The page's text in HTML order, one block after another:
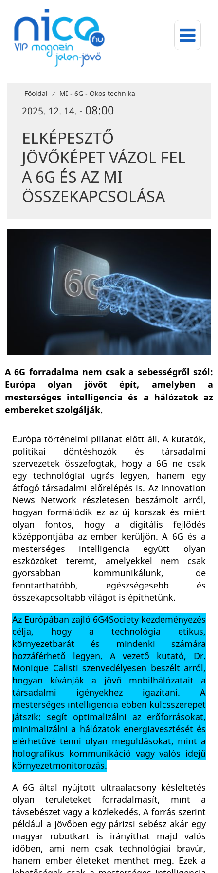
Főoldal / MI - 6G - Okos technika
2025. 12. 14. - 08:00
ELKÉPESZTŐ
JÖVŐKÉPET VÁZOL FEL
A 6G ÉS AZ MI
ÖSSZEKAPCSOLÁSA
A 6G forradalma nem csak a sebességről szól:
Európa olyan jövőt épít, amelyben a
mesterséges intelligencia és a hálózatok az
embereket szolgálják.
Európa történelmi pillanat előtt áll. A kutatók,
politikai döntéshozók és társadalmi
szervezetek összefogtak, hogy a 6G ne csak
egy technológiai ugrás legyen, hanem egy
átfogó társadalmi előrelépés is. Az Innovation
News Network részletesen beszámolt arról,
hogyan formálódik ez az új korszak és miért
olyan fontos, hogy a digitális fejlődés
középpontjába az ember kerüljön. A 6G és a
mesterséges intelligencia együtt olyan
eszközöket teremt, amelyekkel nem csak
gyorsabban kommunikálunk, de
fenntarthatóbb, egészségesebb és
összekapcsoltabb világot is építhetünk.
Az Európában zajló 6G4Society kezdeményezés
célja, hogy a technológia etikus,
környezetbarát és mindenki számára
hozzáférhető legyen. A vezető kutató, Dr.
Monique Calisti szenvedélyesen beszélt arról,
hogyan kívánják a jövő mobilhálózatait a
társadalmi igényekhez igazítani. A
mesterséges intelligencia ebben kulcsszerepet
játszik: segít optimalizálni az erőforrásokat,
minimalizálni a hálózatok energiavesztését és
elérhetővé tenni olyan megoldásokat, mint a
holografikus kommunikáció vagy valós idejű
környezetmonitorozás.
A 6G által nyújtott ultraalacsony késleltetés
olyan területeket forradalmasít, mint a
távsebészet vagy a közlekedés. A forrás szerint
például a jövőben egy párizsi sebész akár egy
magyar robotkart is irányíthat majd valós
időben, ami nem csak technológiai bravúr,
hanem ember életeket menthet meg. Ezek a